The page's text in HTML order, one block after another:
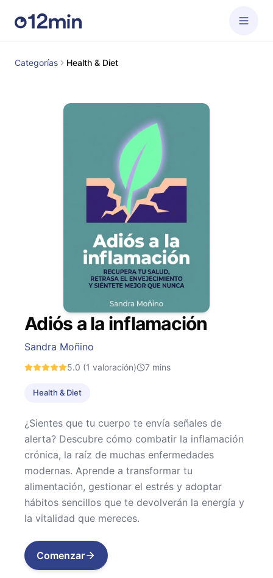
Categorías Health & Diet
Adiós a la inflamación
Sandra Moñino
5.0 (1 valoración) 7 mins
Health & Diet
¿Sientes que tu cuerpo te envía señales de
alerta? Descubre cómo combatir la inflamación
crónica, la raíz de muchas enfermedades
modernas. Aprende a transformar tu
alimentación, gestionar el estrés y adoptar
hábitos sencillos que te devolverán la energía y
la vitalidad que mereces.
Comenzar